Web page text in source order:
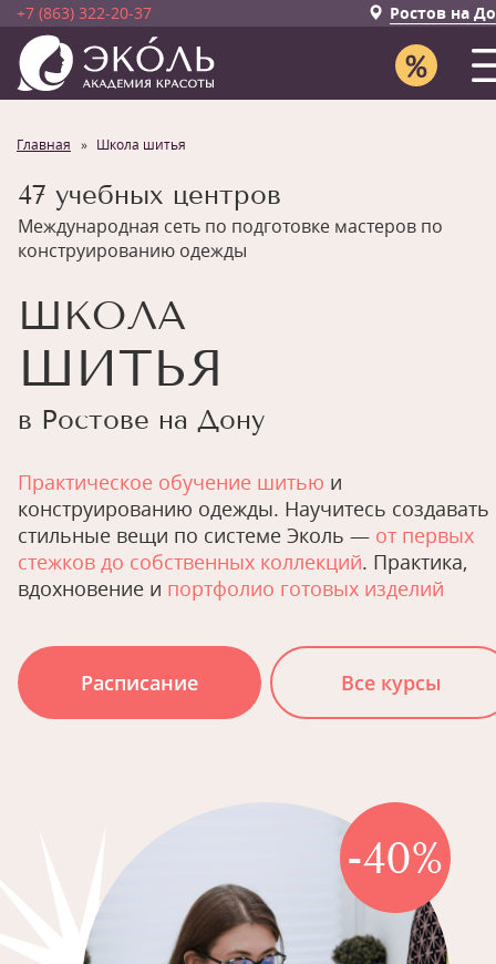
+7 (863) 322-20-37 Ростов на
Главная Школа шитья
47 учебных центров
Международная сеть по подготовке мастеров по
конструированию одежды
ШКОЛА
ШИТЬЯ
в Ростове на Дону
Практическое обучение шитью и
конструированию одежды. Научитесь создавать
стильные вещи по системе Эколь — от первых
стежков до собственных коллекций. Практика,
вдохновение и портфолио готовых изделий
Расписание Все курсы
-40%